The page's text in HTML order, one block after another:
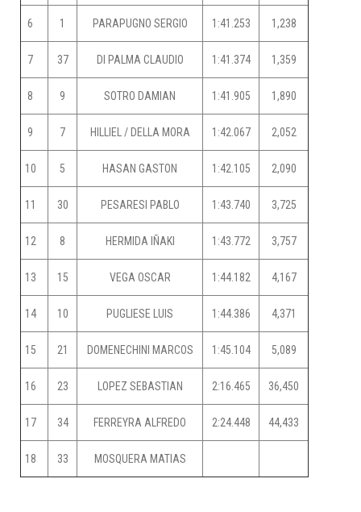
6 1 PARAPUGNO SERGIO 1:41.253 1,238
7 37 DI PALMA CLAUDIO 1:41.374 1,359
8 9 SOTRO DAMIAN 1:41.905 1,890
9 7 HILLIEL / DELLA MORA 1:42.067 2,052
10 5 HASAN GASTON 1:42.105 2,090
11 30 PESARESI PABLO 1:43.740 3,725
12 8 HERMIDA IÑAKI 1:43.772 3,757
13 15 VEGA OSCAR 1:44.182 4,167
14 10 PUGLIESE LUIS 1:44.386 4,371
15 21 DOMENECHINI MARCOS 1:45.104 5,089
16 23 LOPEZ SEBASTIAN 2:16.465 36,450
17 34 FERREYRA ALFREDO 2:24.448 44,433
18 33 MOSQUERA MATIAS